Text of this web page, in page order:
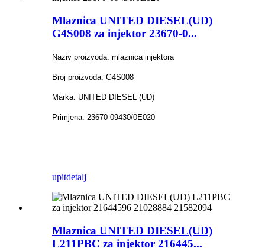
Mlaznica UNITED DIESEL(UD)
G4S008 za injektor 23670-0...
Naziv proizvoda: mlaznica injektora
Broj proizvoda: G4S008
Marka: UNITED DIESEL (UD)
Primjena: 23670-09430/0E020
upitdetalj
Mlaznica UNITED DIESEL(UD)
L211PBC za injektor 216445...